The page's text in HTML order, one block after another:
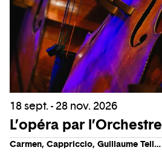
18 sept. - 28 nov. 2026
L’opéra par l’Orchestre
Carmen, Cappriccio, Guillaume Tell…